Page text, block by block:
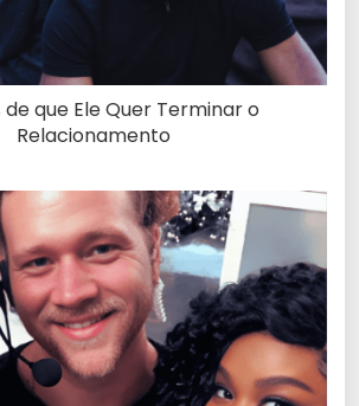
de que Ele Quer Terminar o
Relacionamento